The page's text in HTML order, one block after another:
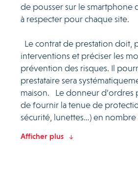
de pousser sur le smartphone
à respecter pour chaque site.
Le contrat de prestation doit,
interventions et préciser les
prévention des risques. Il
prestataire sera
maison. Le donneur d’ordres
de fournir la tenue de
sécurité, lunettes…) en
Afficher plus